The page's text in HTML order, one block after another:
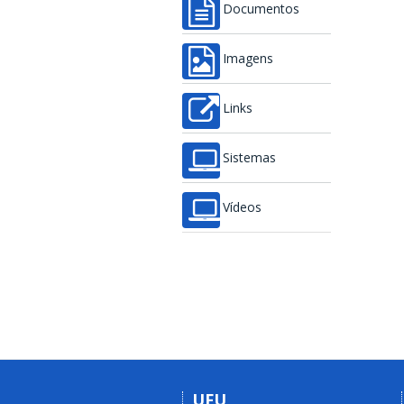
Documentos
Imagens
Links
Sistemas
Vídeos
UFU